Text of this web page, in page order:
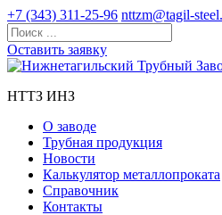
+7 (343) 311-25-96 nttzm@tagil-
Оставить заявку
НТТЗ ИНЗ
О заводе
Трубная продукция
Новости
Калькулятор металлопроката
Справочник
Контакты